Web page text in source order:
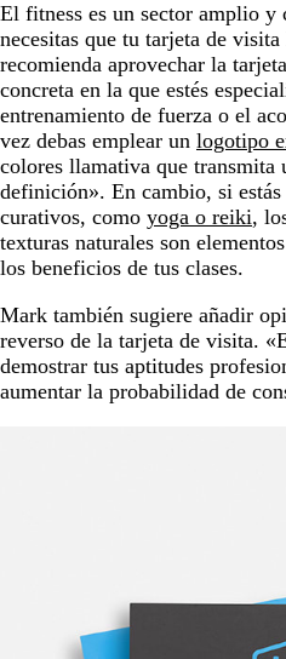
El fitness es un sector amplio
necesitas que tu tarjeta de
recomienda aprovechar la
concreta en la que estés
entrenamiento de fuerza o el
vez debas emplear un logotipo
colores llamativa que transmita
definición». En cambio, si
curativos, como yoga o reiki,
texturas naturales son
los beneficios de tus clases.
Mark también sugiere añadir
reverso de la tarjeta de visita.
demostrar tus aptitudes
aumentar la probabilidad de